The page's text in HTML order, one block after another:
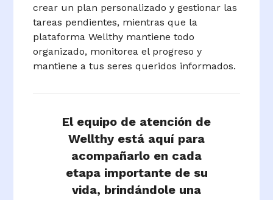
crear un plan personalizado y gestionar las
tareas pendientes, mientras que la
plataforma Wellthy mantiene todo
organizado, monitorea el progreso y
mantiene a tus seres queridos informados.
El equipo de atención de
Wellthy está aquí para
acompañarlo en cada
etapa importante de su
vida, brindándole una